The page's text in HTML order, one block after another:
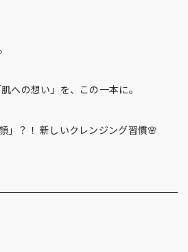
への想い」を、この一本に。
」？！ 新しいクレンジング習慣🌸